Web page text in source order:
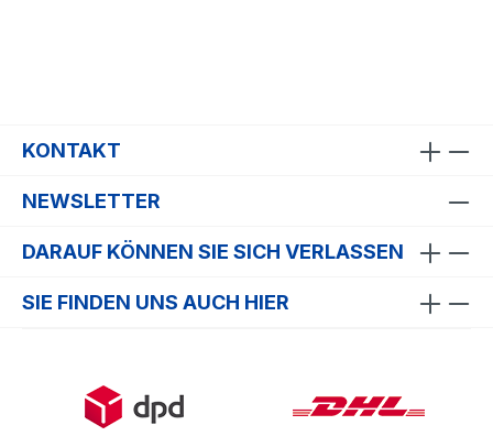
KONTAKT
NEWSLETTER
DARAUF KÖNNEN SIE SICH VERLASSEN
SIE FINDEN UNS AUCH HIER